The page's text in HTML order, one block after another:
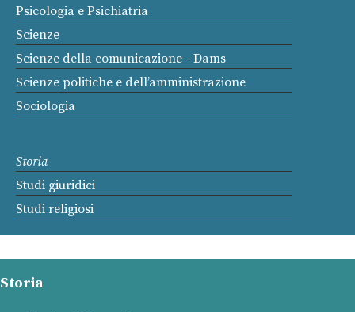
Psicologia e Psichiatria
Scienze
Scienze della comunicazione - Dams
Scienze politiche e dell’amministrazione
Sociologia
Storia
Studi giuridici
Studi religiosi
Storia